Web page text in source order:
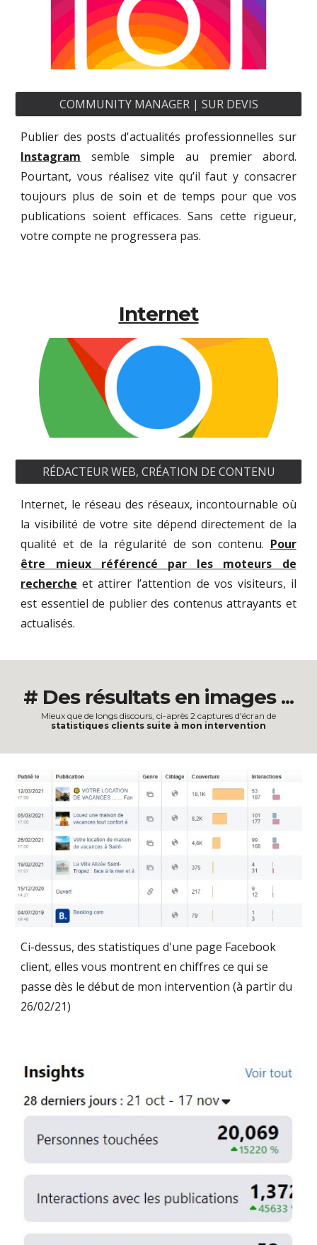
COMMUNITY MANAGER | SUR DEVIS
Publier des posts d'actualités professionnelles sur
Instagram semble simple au premier abord.
Pourtant, vous réalisez vite qu’il faut y consacrer
toujours plus de soin et de temps pour que vos
publications soient efficaces. Sans cette rigueur,
votre compte ne progressera pas.
Internet
RÉDACTEUR WEB, CRÉATION DE CONTENU
Internet, le réseau des réseaux, incontournable où
la visibilité de votre site dépend directement de la
qualité et de la régularité de son contenu. Pour
être mieux référencé par les moteurs de
recherche et attirer l’attention de vos visiteurs, il
est essentiel de publier des contenus attrayants et
actualisés.
# Des résultats en images ...
Mieux que de longs discours, ci-après 2 captures d'écran de
statistiques clients suite à mon intervention
Ci-dessus, des statistiques d'une page Facebook
client, elles vous montrent en chiffres ce qui se
passe dès le début de mon intervention (à partir du
26/02/21)